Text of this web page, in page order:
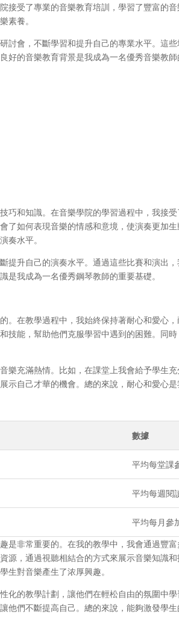
接受了專業的音樂教育培訓，學習了豐富的
素養。
討會，不斷學習和提升自己的專業水平。這
的音樂教育背景是我成為一名優秀音樂教師
巧和知識。在音樂學院的學習過程中，我接
了如何表現音樂的情感和意境，使演奏更加
奏水平。
提升自己的演奏水平。通過這些比賽和演出
是我成為一名優秀鋼琴教師的重要基礎。
。在教學過程中，我始終保持著耐心和愛心
技能，幫助他們克服學習中遇到的困難。同
樂充滿熱情。比如，在課堂上我會給予學生
示自己才華的機會。總的來說，耐心和愛心是
數據
平均每堂課
平均每週閱
平均每月參
是非常重要的。在我的教學中，我會通過豐
源，通過視聽相結合的方式來展示音樂知識
生對音樂產生了浓厚興趣。
化的教學計劃，讓他們在輕松自由的氛圍中
他們不斷提高自己。總的來說，能夠激發學